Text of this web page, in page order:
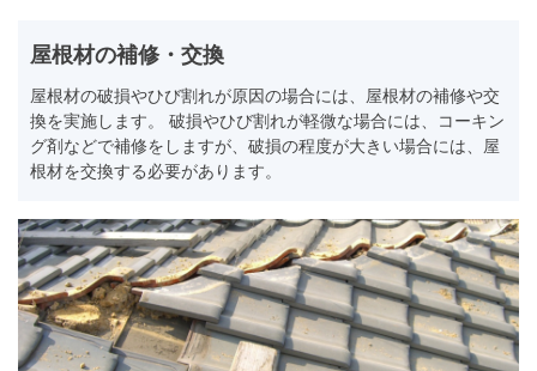
屋根材の補修・交換
屋根材の破損やひび割れが原因の場合には、屋根材の補修や交
換を実施します。 破損やひび割れが軽微な場合には、コーキン
グ剤などで補修をしますが、破損の程度が大きい場合には、屋
根材を交換する必要があります。